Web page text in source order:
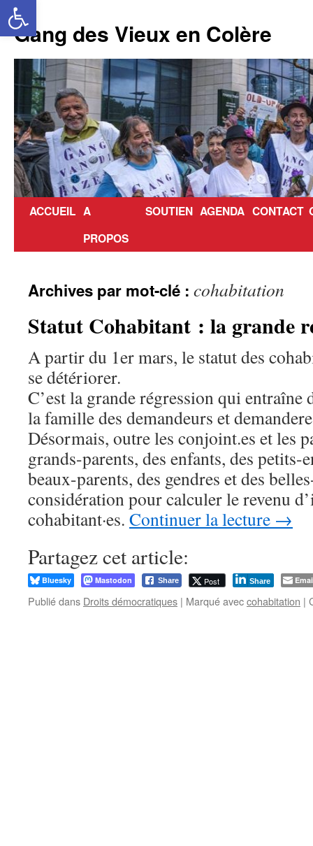
Aller
au
contenu
Gang des Vieux en Colère
ACCUEIL A
PROPOS
SOUTIEN AGENDA CONTACT
Archives par mot-clé : cohabitation
Statut Cohabitant : la grande
A partir du 1er mars, le statut des
se détériorer.
C’est la grande régression qui entraîne
la famille des demandeurs et
Désormais, outre les conjoint.es et les
grands-parents, des enfants, des petits-
beaux-parents, des gendres et des
considération pour calculer le revenu
cohabitant·es. Continuer la lecture →
Partagez cet article:
Bluesky Mastodon Share Post Share
Publié dans Droits démocratiques | Marqué aveccohabitation |